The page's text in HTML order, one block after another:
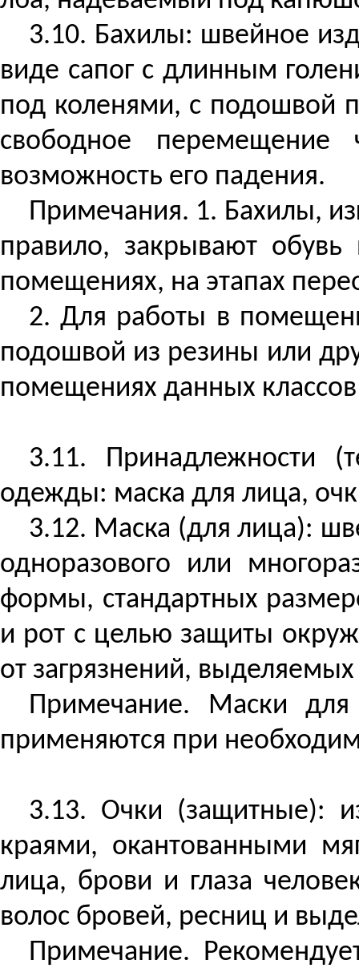
3.10. Бахилы: швейное
виде сапог с длинным
под коленями, с подошвой
свободное
возможность его падения.
Примечания. 1. Бахилы,
правило, закрывают
помещениях, на этапах
2. Для работы в
подошвой из резины или
помещениях данных
3.11. Принадлежности
одежды: маска для лица,
3.12. Маска (для лица):
одноразового или
формы, стандартных
и рот с целью защиты
от загрязнений,
Примечание. Маски
применяются при
3.13. Очки (защитные):
краями, окантованными
лица, брови и глаза
волос бровей, ресниц и
Примечание.